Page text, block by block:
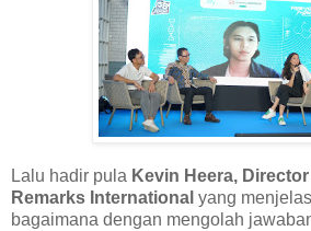
Lalu hadir pula Kevin Heera,
Remarks International yang
bagaimana dengan mengolah